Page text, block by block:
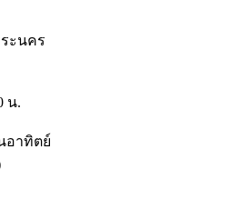
ะนคร
น.
อาทิตย์